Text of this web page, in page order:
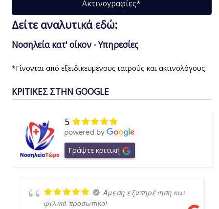
Ακτινογραφίες*
Δείτε αναλυτικά εδώ:
Νοσηλεία κατ' οίκον - Υπηρεσίες
*Γίνονται από εξειδικευμένους ιατρούς και ακτινολόγους.
ΚΡΙΤΙΚΕΣ ΣΤΗΝ GOOGLE
5
Γράψτε κριτική
Άμεση εξυπηρέτηση και
φιλικό προσωπικό!